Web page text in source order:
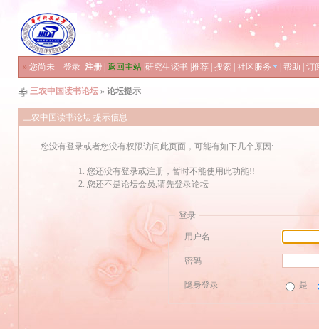
» 您尚未 登录 注册 返回主站 研究生读书 推荐 搜索 社区服务 帮助 订
三农中国读书论坛 » 论坛提示
三农中国读书论坛 提示信息
您没有登录或者您没有权限访问此页面，可能有如下几个原因:
您还没有登录或注册，暂时不能使用此功能!!
您还不是论坛会员,请先登录论坛
登录
用户名
密码
隐身登录 是